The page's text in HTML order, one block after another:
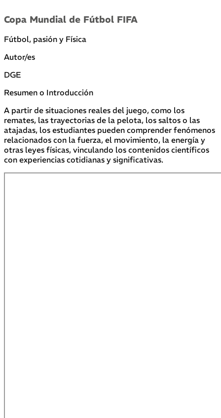
Copa Mundial de Fútbol FIFA
Fútbol, pasión y Física
Autor/es
DGE
Resumen o Introducción
A partir de situaciones reales del juego, como los
remates, las trayectorias de la pelota, los saltos o las
atajadas, los estudiantes pueden comprender fenómenos
relacionados con la fuerza, el movimiento, la energía y
otras leyes físicas, vinculando los contenidos científicos
con experiencias cotidianas y significativas.